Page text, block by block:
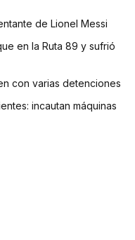
de Lionel Messi
en la Ruta 89 y sufrió
con varias detenciones
incautan máquinas